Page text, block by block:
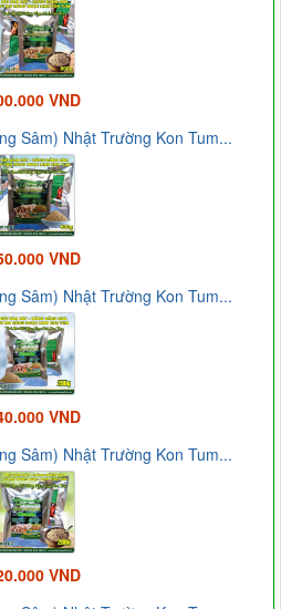
VND
Sâm) Nhật Trường Kon Tum...
VND
Sâm) Nhật Trường Kon Tum...
VND
Sâm) Nhật Trường Kon Tum...
VND